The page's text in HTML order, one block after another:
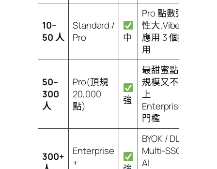
10–
50 人
Standard /
Pro
中
Pro 點數彈
性大,Vibe
應用 3 個夠
用
50–
300
人
Pro(頂規
20,000
點)
強
最甜蜜點,有
規模又不必
上
Enterprise
門檻
300+
Enterprise
+
BYOK / DLP /
Multi-SSO /
AI